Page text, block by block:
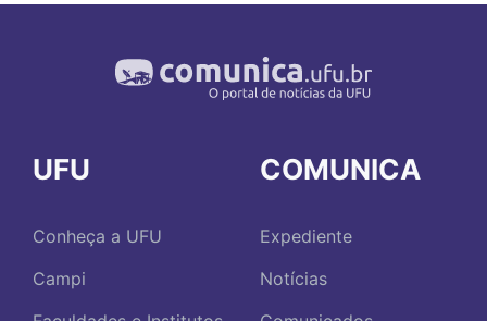
UFU
Conheça a UFU
Campi
COMUNICA
Expediente
Notícias